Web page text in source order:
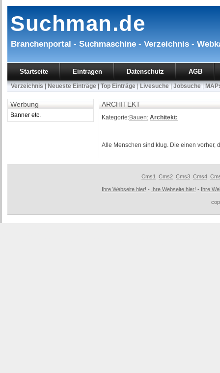
Suchman.de
Branchenportal - Suchmaschine - Verzeichnis -
Startseite Eintragen Datenschutz AGB
Verzeichnis|Neueste Einträge|Top Einträge|Livesuche|Jobsuche|
Werbung
Banner etc.
ARCHITEKT
Kategorie:Bauen: Architekt:
Alle Menschen sind klug. Die einen vorher,
Cms1 Cms2 Cms3 Cms4
Ihre Webseite hier! - Ihre Webseite hier! - Ihre